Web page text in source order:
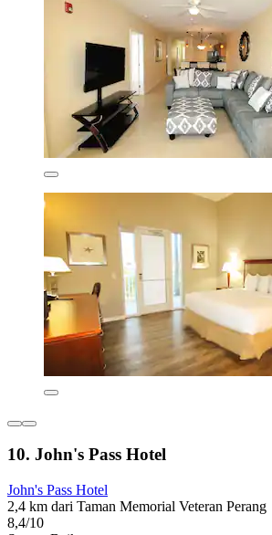
10. John's Pass Hotel
John's Pass Hotel
2,4 km dari Taman Memorial Veteran Perang
8,4/10